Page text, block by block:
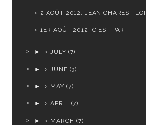
2 AOÛT 2012: JEAN CHAREST
1ER AOÛT 2012: C'EST PARTI!
► JULY (7)
► JUNE (3)
► MAY (7)
► APRIL (7)
► MARCH (7)